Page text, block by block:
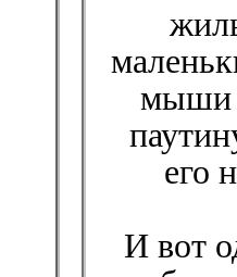
мыши
его
И вот